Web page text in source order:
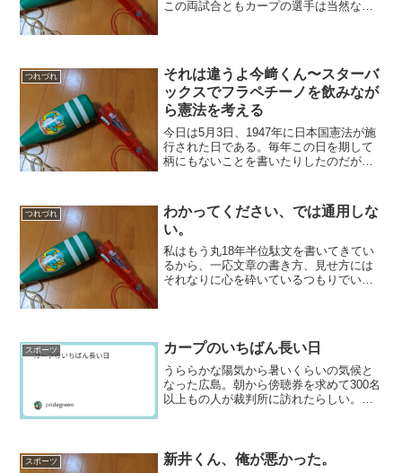
この両試合ともカープの選手は当然なが
ったから、全国のフ...
つれづれ
それは違うよ今﨑くん〜スターバ
ックスでフラペチーノを飲みなが
ら憲法を考える
今日は5月3日、1947年に日本国憲法が施
行された日である。毎年この日を期して
柄にもないことを書いたりしたのだが、
イアされたところがあることをあらかじ
めお断りしておく。...
つれづれ
わかってください、では通用しな
い。
私はもう丸18年半位駄文を書いてきてい
るから、一応文章の書き方、見せ方には
それなりに心を砕いているつもりでい
き方の要諦というものはそ...
スポーツ カープのいちばん長い日
うららかな陽気から暑いくらいの気候と
なった広島。朝から傍聴券を求めて300名
以上もの人が裁判所に訪れたらしい。そ
た。1回で判決まで行...
スポーツ 新井くん、俺が悪かった。